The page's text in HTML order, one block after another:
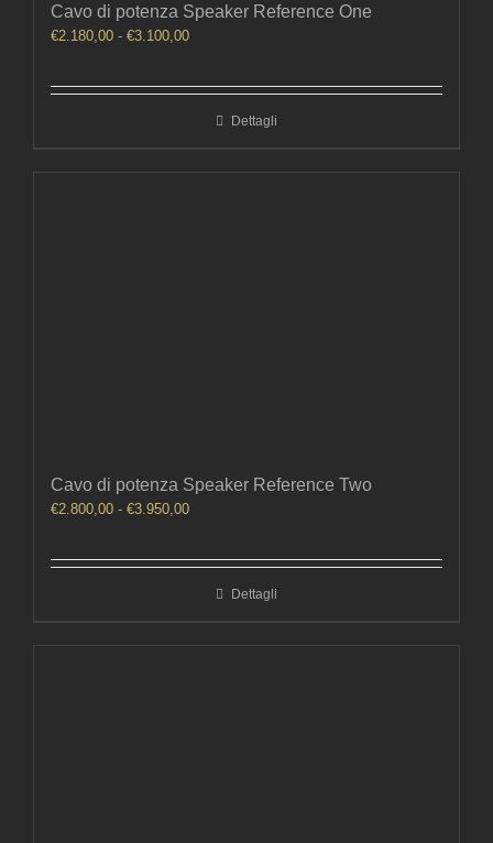
Cavo di potenza Speaker Reference One
€2.180,00 - €3.100,00Fascia
da
€2.180,00Dettagli
Cavo di potenza Speaker Reference Two
€2.800,00 - €3.950,00Fascia
€2.800,00Dettagli